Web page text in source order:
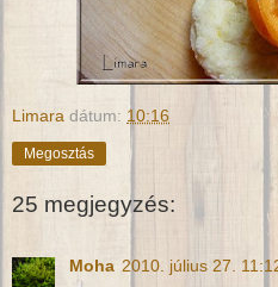
Limara dátum: 10:16
Megosztás
25 megjegyzés:
Moha 2010. július 27.